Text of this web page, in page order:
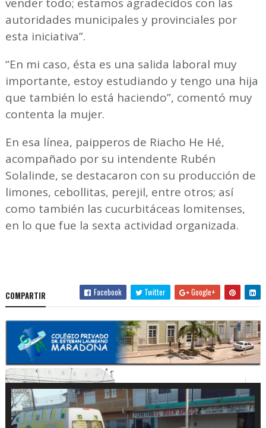
autoridades municipales y provinciales por
esta iniciativa”.
“En mi caso, ésta es una salida laboral muy
importante, estoy estudiando y tengo una hija
que también lo está haciendo”, comentó muy
contenta la mujer.
En esa línea, paipperos de Riacho He Hé,
acompañado por su intendente Rubén
Solalinde, se destacaron con su producción de
limones, cebollitas, perejil, entre otros; así
como también las cucurbitáceas lomitenses,
en lo que fue la sexta actividad organizada.
COMPARTIR Facebook Twitter Google+